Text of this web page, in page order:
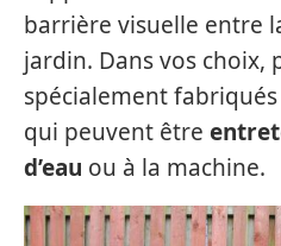
barrière visuelle entre
jardin. Dans vos choix,
spécialement
qui peuvent être
d’eau ou à la machine.